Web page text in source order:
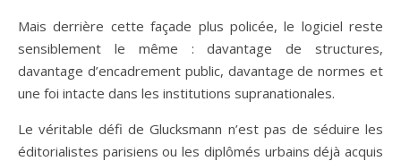
Mais derrière cette façade plus policée, le logiciel reste
sensiblement le même : davantage de structures,
davantage d’encadrement public, davantage de normes et
une foi intacte dans les institutions supranationales.
Le véritable défi de Glucksmann n’est pas de séduire les
éditorialistes parisiens ou les diplômés urbains déjà acquis